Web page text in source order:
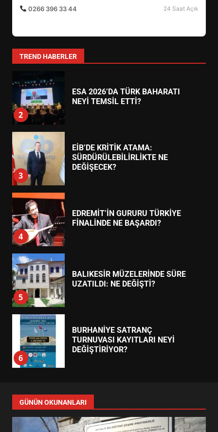
0266 396 33 44
24 Saat Açık
TREND HABERLER
1
HAREKETE GEÇİYOR: GÖZLER
2
ESA 2026’DA TÜRK BAHARATI
NEYİ TEMSİL ETTİ?
3
EİB’DE KRİTİK ATAMA:
SÜRDÜRÜLEBİLİRLİKTE NE
DEĞİŞECEK?
4
EDREMİT’İN GURURU TÜRKİYE
FİNALİNDE NE BAŞARDI?
5
BALIKESİR MÜZELERİNDE SÜRE
UZATILDI: NE DEĞİŞTİ?
6
BURHANİYE SATRANÇ
TURNUVASI KAYITLARI NEYİ
DEĞİŞTİRİYOR?
7
YENİ YÖNETİM NASIL
ŞEKİLLENDİ?
GÜNÜN OKUNANLARI